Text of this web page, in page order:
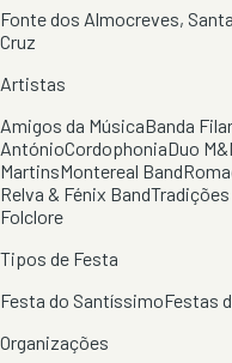
Fonte dos Almocreves,
Cruz
Artistas
Amigos da MúsicaBanda
AntónioCordophoniaDuo
MartinsMontereal Band
Relva & Fénix BandTradições
Folclore
Tipos de Festa
Festa do SantíssimoFestas
Organizações